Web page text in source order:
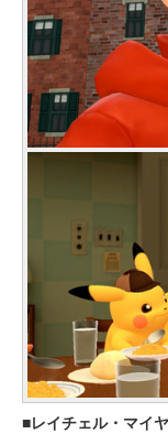
レイチェル・マイ